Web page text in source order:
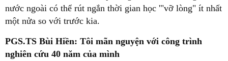
nước ngoài có thể rút ngắn thời gian học '"vỡ lòng" ít nhất
một nửa so với trước kia.
PGS.TS Bùi Hiền: Tôi mãn nguyện với công trình
nghiên cứu 40 năm của mình